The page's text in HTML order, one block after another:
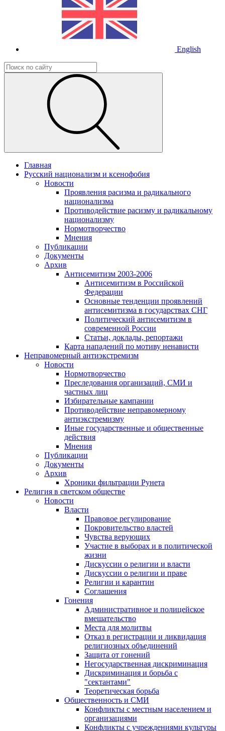
English
Главная
Русский национализм и ксенофобия
Новости
Проявления расизма и радикального
национализма
Противодействие расизму и радикальному
национализму
Нормотворчество
Мнения
Публикации
Документы
Архив
Антисемитизм 2003-2006
Антисемитизм в Российской
Федерации
Основные тенденции проявлений
антисемитизма в государствах СНГ
Политический антисемитизм в
современной России
Статьи, доклады, репортажи
Карта нападений по мотиву ненависти
Неправомерный антиэкстремизм
Новости
Нормотворчество
Преследования организаций, СМИ и
частных лиц
Избирательные кампании
Противодействие неправомерному
антиэкстремизму
Иные государственные и общественные
действия
Мнения
Публикации
Документы
Архив
Хроники фильтрации Рунета
Религия в светском обществе
Новости
Власти
Правовое регулирование
Покровительство властей
Чувства верующих
Участие в выборах и в политической
жизни
Дискуссии о религии и власти
Дискуссии о религии и праве
Религии и карантин
Соглашения
Гонения
Административное и полицейское
вмешательство
Места для молитвы
Отказ в регистрации и ликвидация
религиозных объединений
Защита от гонений
Негосударственная дискриминация
Дискриминация и борьба с
"сектантами"
Теоретическая борьба
Общественность и СМИ
Конфликты с местным населением и
организациями
Конфликты с учреждениями культуры